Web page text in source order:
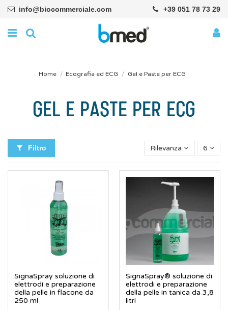
info@biocommerciale.com +39 051 78 73 29
Home Ecografia ed ECG Gel e Paste per ECG
GEL E PASTE PER ECG
Filtro Rilevanza 6
SignaSpray soluzione di
elettrodi e preparazione
della pelle in flacone da
250 ml
SignaSpray® soluzione di
elettrodi e preparazione
della pelle in tanica da 3,8
litri